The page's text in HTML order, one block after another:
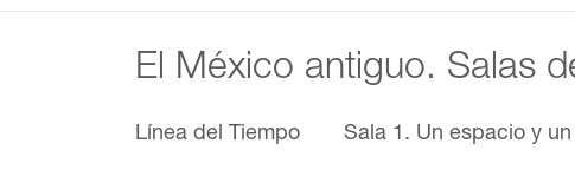
El México antiguo. Salas
Línea del Tiempo Sala 1. Un espacio y